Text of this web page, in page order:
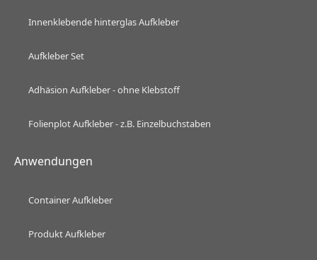
Innenklebende hinterglas Aufkleber
Aufkleber Set
Adhäsion Aufkleber - ohne Klebstoff
Folienplot Aufkleber - z.B. Einzelbuchstaben
Anwendungen
Container Aufkleber
Produkt Aufkleber